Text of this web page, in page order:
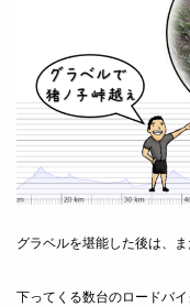
グラベルを堪能した後は、ま
下ってくる数台のロードバ